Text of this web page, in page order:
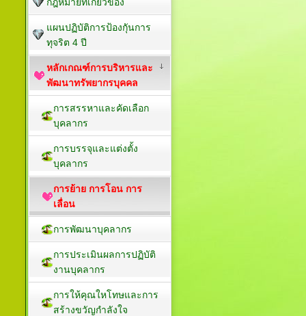
แผนปฏิบัติการป้องกัุนการ
ทุจริต 4 ปี
หลักเกณฑ์การบริหารและ
พัฒนาทรัพยากรบุคคล
การสรรหาและคัดเลือก
บุคลากร
การบรรจุและแต่งตั้ง
บุคลากร
การย้าย การโอน การ
เลื่อน
การพัฒนาบุคลากร
การประเมินผลการปฏิบัติ
งานบุคลากร
การให้คุณใหโทษและการ
สร้างขวัญกำลังใจ